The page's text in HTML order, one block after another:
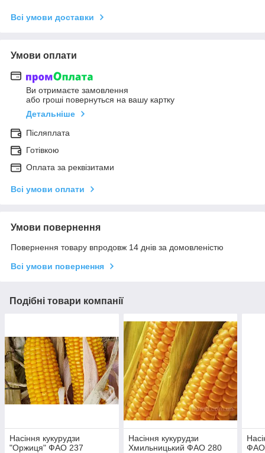
Всі умови доставки
Умови оплати
Ви отримаєте замовлення
або гроші повернуться на вашу картку
Детальніше
Післяплата
Готівкою
Оплата за реквізитами
Всі умови оплати
Умови повернення
Повернення товару впродовж 14 днів за домовленістю
Всі умови повернення
Подібні товари компанії
Насіння кукурудзи
"Оржиця" ФАО 237
Насіння кукурудзи
Хмильницький ФАО 280
ФАО